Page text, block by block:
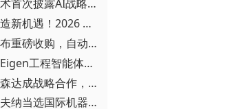
▪ 汇川技术首次披露AI战略进展：从两个方面推动“AI业务化”落地
▪ 聚焦智造新机遇！2026 青岛数字化及智能制造技术论坛圆满落幕
▪ 相继宣布重磅收购，自动化巨头新一轮并购潮剑指何方？
▪ 西门子Eigen工程智能体落地中国，工业AI跨越物理世界“确定性”拐点
▪ 与哈金森达成战略合作，乐聚机器人何以持续获得工业巨头青睐？
▪ 珍・赫夫纳当选国际机器人联合会新任主席